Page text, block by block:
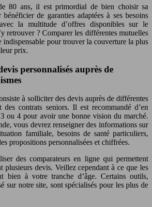
80 ans, il est primordial de bien choisir sa
de garanties adaptées à ses besoins
la multitude d’offres disponibles sur le
retrouver ? Comparer les différentes mutuelles
indispensable pour trouver la couverture la plus
prix.
personnalisés auprès de
à solliciter des devis auprès de différentes
des contrats seniors. Il est recommandé d’en
ou 4 pour avoir une bonne vision du marché.
vous devrez renseigner des informations sur
familiale, besoins de santé particuliers,
propositions personnalisées et chiffrées.
des comparateurs en ligne qui permettent
plusieurs devis. Veillez cependant à ce que les
bien à votre tranche d’âge. Certains outils,
sur notre site, sont spécialisés pour les plus de